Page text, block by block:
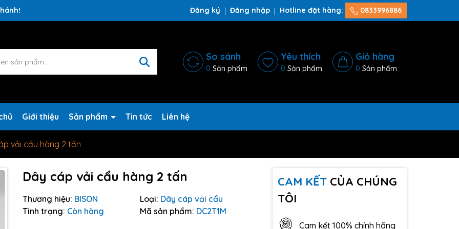
chờ đợi bạn Đăng ký Đăng nhập Hotline đặt hàng: 0833996886
So sánh
0 Sản phẩm
Yêu thích
0 Sản phẩm
Giỏ hàng
0 Sản phẩm
Giới thiệu Sản phẩm Tin tức Liên hệ
vải cẩu hàng 2 tấn
Dây cáp vải cẩu hàng 2 tấn
Thương hiệu: BISON Loại: Dây cáp vải cẩu
Tình trạng: Còn hàng Mã sản phẩm: DC2T1M
CAM KẾTCỦA CHÚNG
TÔI
Cam kết 100% chính hãng